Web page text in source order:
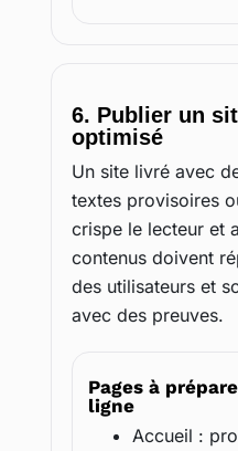
6. Publier un
optimisé
Un site livré avec
textes provisoires
crispe le lecteur et
contenus doivent
des utilisateurs et
avec des preuves.
Pages à
ligne
Accueil :